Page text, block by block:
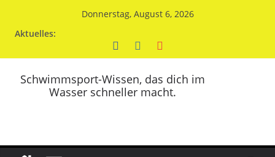
Donnerstag, August 6, 2026
Aktuelles:
Schwimmsport-Wissen, das dich im
Wasser schneller macht.